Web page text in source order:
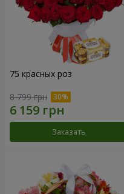
75 красных роз
8 799 грн
Заказать